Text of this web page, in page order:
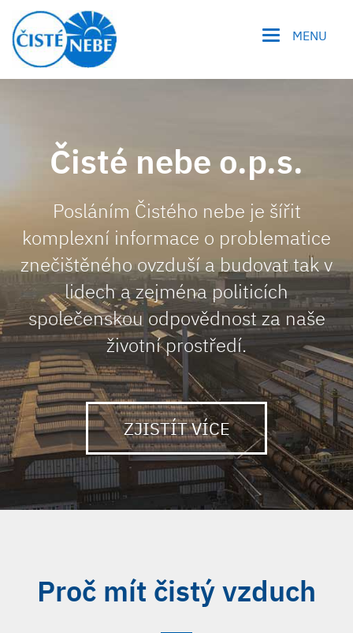
MENU
Čisté nebe o.p.s.
Posláním Čistého nebe je šířit
komplexní informace o problematice
znečištěného ovzdušía budovat tak v
lidecha zejména politicích
společenskou odpovědnost za naše
životní prostředí.
ZJISTÍT VÍCE
Proč mít čistý vzduch